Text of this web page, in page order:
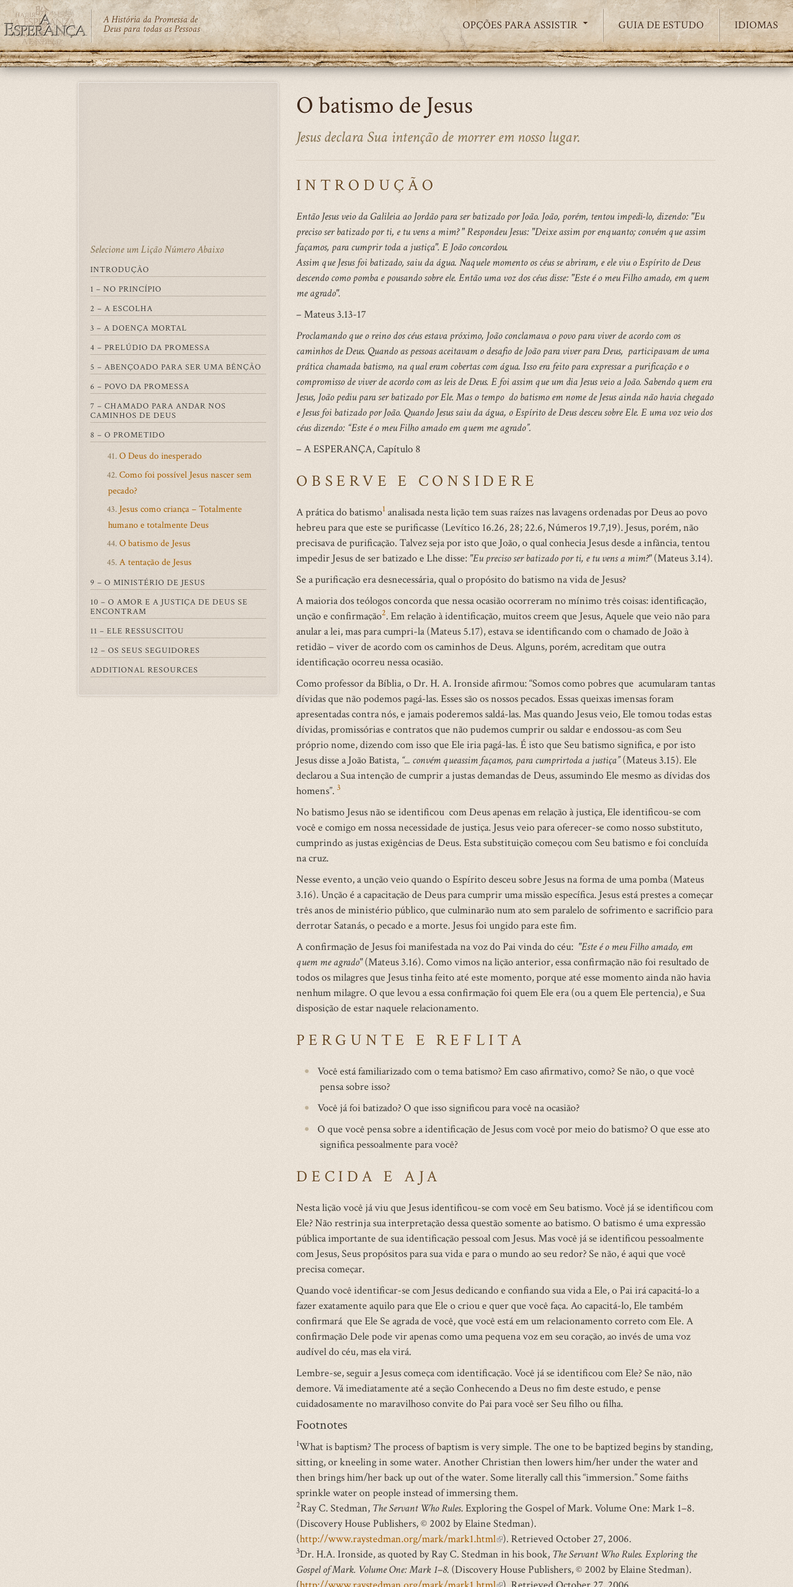
Skip
to
main
A História da Promessa de
Deus para todas as Pessoas OPÇÕES PARA ASSISTIR GUIA DE ESTUDO IDIOMAS
Selecione um Lição Número Abaixo
INTRODUÇÃO
1 – NO PRINCÍPIO
2 – A ESCOLHA
3 – A DOENÇA MORTAL
4 – PRELÚDIO DA PROMESSA
5 – ABENÇOADO PARA SER UMA BÊNÇÃO
6 – POVO DA PROMESSA
7 – CHAMADO PARA ANDAR NOS
CAMINHOS DE DEUS
8 – O PROMETIDO
41. O Deus do inesperado
42. Como foi possível Jesus nascer sem
pecado?
43. Jesus como criança – Totalmente
humano e totalmente Deus
44. O batismo de Jesus
45. A tentação de Jesus
9 – O MINISTÉRIO DE JESUS
10 – O AMOR E A JUSTIÇA DE DEUS SE
ENCONTRAM
11 – ELE RESSUSCITOU
12 – OS SEUS SEGUIDORES
ADDITIONAL RESOURCES
O batismo de Jesus
Jesus declara Sua intenção de morrer em nosso lugar.
INTRODUÇÃO
Então Jesus veio da Galileia ao Jordão para ser batizado por João. João, porém, tentou impedi-lo, dizendo: "Eu
preciso ser batizado por ti, e tu vens a mim? " Respondeu Jesus: "Deixe assim por enquanto; convém que assim
façamos, para cumprir toda a justiça". E João concordou.
Assim que Jesus foi batizado, saiu da água. Naquele momento os céus se abriram, e ele viu o Espírito de Deus
descendo como pomba e pousando sobre ele. Então uma voz dos céus disse: "Este é o meu Filho amado, em quem
me agrado".
– Mateus 3.13-17
Proclamando que o reino dos céus estava próximo, João conclamava o povo para viver de acordo com os
caminhos de Deus. Quando as pessoas aceitavam o desafio de João para viver para Deus, participavam de uma
prática chamada batismo, na qual eram cobertas com água. Isso era feito para expressar a purificação e o
compromisso de viver de acordo com as leis de Deus. E foi assim que um dia Jesus veio a João. Sabendo quem era
Jesus, João pediu para ser batizado por Ele. Mas o tempo do batismo em nome de Jesus ainda não havia chegado
e Jesus foi batizado por João. Quando Jesus saiu da água, o Espírito de Deus desceu sobre Ele. E uma voz veio dos
céus dizendo: “Este é o meu Filho amado em quem me agrado”.
– A ESPERANÇA, Capítulo 8
OBSERVE E CONSIDERE
A prática do batismo1 analisada nesta lição tem suas raízes nas lavagens ordenadas por Deus ao povo
hebreu para que este se purificasse (Levítico 16.26, 28; 22.6, Números 19.7,19). Jesus, porém, não
precisava de purificação. Talvez seja por isto que João, o qual conhecia Jesus desde a infância, tentou
impedir Jesus de ser batizado e Lhe disse: "Eu preciso ser batizado por ti, e tu vens a mim?"(Mateus 3.14).
Se a purificação era desnecessária, qual o propósito do batismo na vida de Jesus?
A maioria dos teólogos concorda que nessa ocasião ocorreram no mínimo três coisas: identificação,
unção e confirmação2. Em relação à identificação, muitos creem que Jesus, Aquele que veio não para
anular a lei, mas para cumpri-la (Mateus 5.17), estava se identificando com o chamado de João à
retidão – viver de acordo com os caminhos de Deus. Alguns, porém, acreditam que outra
identificação ocorreu nessa ocasião.
Como professor da Bíblia, o Dr. H. A. Ironside afirmou: “Somos como pobres que acumularam tantas
dívidas que não podemos pagá-las. Esses são os nossos pecados. Essas queixas imensas foram
apresentadas contra nós, e jamais poderemos saldá-las. Mas quando Jesus veio, Ele tomou todas estas
dívidas, promissórias e contratos que não pudemos cumprir ou saldar e endossou-as com Seu
próprio nome, dizendo com isso que Ele iria pagá-las. É isto que Seu batismo significa, e por isto
Jesus disse a João Batista, “... convém queassim façamos, para cumprirtoda a justiça”(Mateus 3.15). Ele
declarou a Sua intenção de cumprir a justas demandas de Deus, assumindo Ele mesmo as dívidas dos
homens”. 3
No batismo Jesus não se identificou com Deus apenas em relação à justiça, Ele identificou-se com
você e comigo em nossa necessidade de justiça. Jesus veio para oferecer-se como nosso substituto,
cumprindo as justas exigências de Deus. Esta substituição começou com Seu batismo e foi concluída
na cruz.
Nesse evento, a unção veio quando o Espírito desceu sobre Jesus na forma de uma pomba (Mateus
3.16). Unção é a capacitação de Deus para cumprir uma missão específica. Jesus está prestes a começar
três anos de ministério público, que culminarão num ato sem paralelo de sofrimento e sacrifício para
derrotar Satanás, o pecado e a morte. Jesus foi ungido para este fim.
A confirmação de Jesus foi manifestada na voz do Pai vinda do céu: "Este é o meu Filho amado, em
quem me agrado"(Mateus 3.16). Como vimos na lição anterior, essa confirmação não foi resultado de
todos os milagres que Jesus tinha feito até este momento, porque até esse momento ainda não havia
nenhum milagre. O que levou a essa confirmação foi quem Ele era (ou a quem Ele pertencia), e Sua
disposição de estar naquele relacionamento.
PERGUNTE E REFLITA
Você está familiarizado com o tema batismo? Em caso afirmativo, como? Se não, o que você
pensa sobre isso?
Você já foi batizado? O que isso significou para você na ocasião?
O que você pensa sobre a identificação de Jesus com você por meio do batismo? O que esse ato
significa pessoalmente para você?
DECIDA E AJA
Nesta lição você já viu que Jesus identificou-se com você em Seu batismo. Você já se identificou com
Ele? Não restrinja sua interpretação dessa questão somente ao batismo. O batismo é uma expressão
pública importante de sua identificação pessoal com Jesus. Mas você já se identificou pessoalmente
com Jesus, Seus propósitos para sua vida e para o mundo ao seu redor? Se não, é aqui que você
precisa começar.
Quando você identificar-se com Jesus dedicando e confiando sua vida a Ele, o Pai irá capacitá-lo a
fazer exatamente aquilo para que Ele o criou e quer que você faça. Ao capacitá-lo, Ele também
confirmará que Ele Se agrada de você, que você está em um relacionamento correto com Ele. A
confirmação Dele pode vir apenas como uma pequena voz em seu coração, ao invés de uma voz
audível do céu, mas ela virá.
Lembre-se, seguir a Jesus começa com identificação. Você já se identificou com Ele? Se não, não
demore. Vá imediatamente até a seção Conhecendo a Deus no fim deste estudo, e pense
cuidadosamente no maravilhoso convite do Pai para você ser Seu filho ou filha.
Footnotes
1What is baptism? The process of baptism is very simple. The one to be baptized begins by standing,
sitting, or kneeling in some water. Another Christian then lowers him/her under the water and
then brings him/her back up out of the water. Some literally call this “immersion.” Some faiths
sprinkle water on people instead of immersing them.
2Ray C. Stedman, The Servant Who Rules. Exploring the Gospel of Mark. Volume One: Mark 1–8.
(Discovery House Publishers, © 2002 by Elaine Stedman).
(http://www.raystedman.org/mark/mark1.html(link
is
external)
). Retrieved October 27, 2006.
3Dr. H.A. Ironside, as quoted by Ray C. Stedman in his book, The Servant Who Rules. Exploring the
Gospel of Mark. Volume One: Mark 1–8. (Discovery House Publishers, © 2002 by Elaine Stedman).